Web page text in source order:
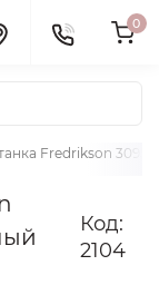
0
Fredrikson
Код:
2104